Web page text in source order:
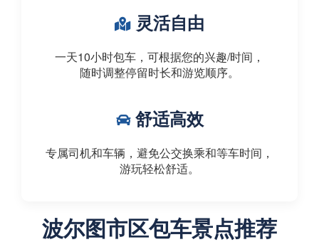
灵活自由
一天10小时包车，可根据您的兴趣/时间，
随时调整停留时长和游览顺序。
舒适高效
专属司机和车辆，避免公交换乘和等车时间，
游玩轻松舒适。
波尔图市区包车景点推荐